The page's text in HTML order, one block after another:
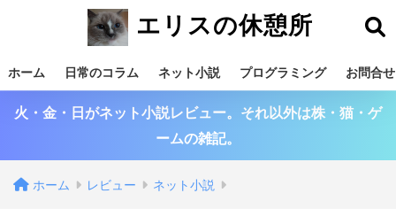
エリスの休憩所
ホーム 日常のコラム ネット小説 プログラミング お問合せ
火・金・日がネット小説レビュー。それ以外は株・猫・ゲ
ームの雑記。
ホーム レビュー ネット小説